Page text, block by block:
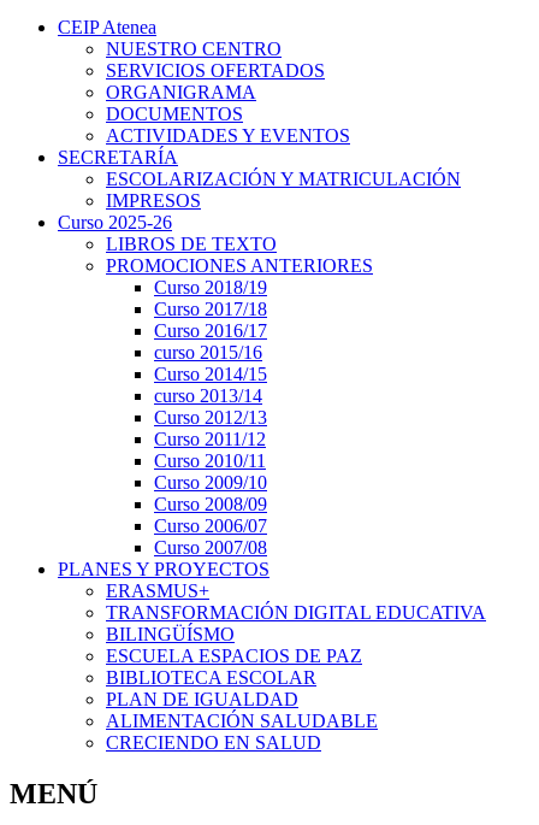
CEIP Atenea
NUESTRO CENTRO
SERVICIOS OFERTADOS
ORGANIGRAMA
DOCUMENTOS
ACTIVIDADES Y EVENTOS
SECRETARÍA
ESCOLARIZACIÓN Y MATRICULACIÓN
IMPRESOS
Curso 2025-26
LIBROS DE TEXTO
PROMOCIONES ANTERIORES
Curso 2018/19
Curso 2017/18
Curso 2016/17
curso 2015/16
Curso 2014/15
curso 2013/14
Curso 2012/13
Curso 2011/12
Curso 2010/11
Curso 2009/10
Curso 2008/09
Curso 2006/07
Curso 2007/08
PLANES Y PROYECTOS
ERASMUS+
TRANSFORMACIÓN DIGITAL EDUCATIVA
BILINGÜÍSMO
ESCUELA ESPACIOS DE PAZ
BIBLIOTECA ESCOLAR
PLAN DE IGUALDAD
ALIMENTACIÓN SALUDABLE
CRECIENDO EN SALUD
MENÚ